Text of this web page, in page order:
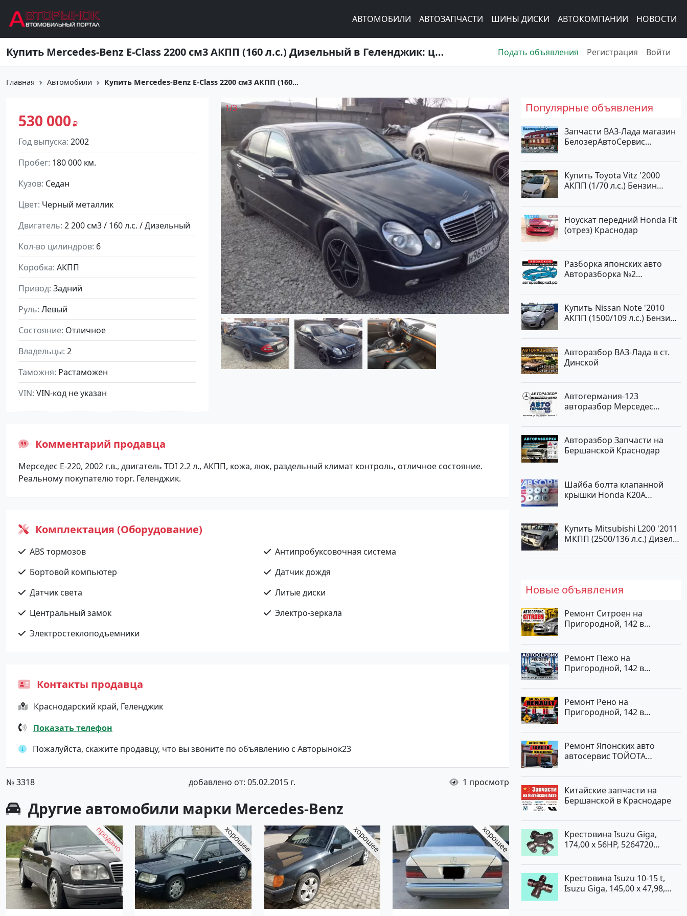
АВТОМОБИЛИ АВТОЗАПЧАСТИ ШИНЫ ДИСКИ АВТОКОМПАНИИ НОВОСТИ
Купить Mercedes-Benz E-Class 2200 см3 АКПП (160 л.с.) Дизельный в Геленджик: цвет Черный металлик Седан 2002 года по цене 530000 рублей, объявление №3318 на сайте Авторынок23 Подать объявления Регистрация Войти
Главная Автомобили Купить Mercedes-Benz E-Class 2200 см3 АКПП (160...
530 000
Год выпуска 2002
Пробег 180 000 км.
Кузов Седан
Цвет Черный металлик
Двигатель 2 200 см3 / 160 л.с. / Дизельный
Кол-во цилиндров 6
Коробка АКПП
Привод Задний
Руль Левый
Состояние Отличное
Владельцы 2
Таможня Растаможен
VIN VIN-код не указан
1/3
Комментарий продавца
Мерседес Е-220, 2002 г.в., двигатель TDI 2.2 л., АКПП, кожа, люк, раздельный климат контроль, отличное состояние.
Реальному покупателю торг. Геленджик.
Комплектация (Оборудование)
ABS тормозов
Антипробуксовочная система
Бортовой компьютер
Датчик дождя
Датчик света
Литые диски
Центральный замок
Электро-зеркала
Электростеклоподъемники
Контакты продавца
Краснодарский край, Геленджик
Показать телефон
Пожалуйста, скажите продавцу, что вы звоните по объявлению с Авторынок23
№ 3318 добавлено от: 05.02.2015 г. 1 просмотр
Другие автомобили марки Mercedes-Benz
Популярные объявления
Запчасти ВАЗ-Лада магазин
БелозерАвтоСервис
Купить Toyota Vitz '2000
АКПП (1/70 л.с.) Бензин
Белый Хетчбэк по цене
194000 рублей, объявление
№15521 на сайте
Авторынок23
Ноускат передний Honda Fit
(отрез) Краснодар
Разборка японских авто
Авторазборка №2
Купить Nissan Note '2010
АКПП (1500/109 л.с.) Бензин
ЛАВАНДА Хетчбэк по цене
419000 рублей, объявление
№1457 на сайте
Авторынок23
Авторазбор ВАЗ-Лада в ст.
Динской
Автогермания-123
авторазбор Мерседес
Авторазбор Запчасти на
Бершанской Краснодар
Шайба болта клапанной
крышки Honda K20A
Купить Mitsubishi L200 '2011
МКПП (2500/136 л.с.) Дизель
цвет белый Пикап по цене
Новые объявления
Ремонт Ситроен на
Пригородной, 142 в
Ремонт Пежо на
Пригородной, 142 в
Ремонт Рено на
Пригородной, 142 в
Ремонт Японских авто
автосервис ТОЙОТА
Китайские запчасти на
Бершанской в Краснодаре
Крестовина Isuzu Giga,
174,00 x 56HP, 5264720
Крестовина Isuzu 10-15 t,
Isuzu Giga, 145,00 x 47,98,